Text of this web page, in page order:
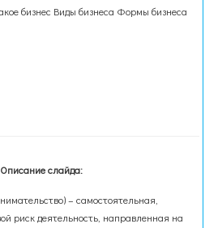
бизнес Виды бизнеса Формы бизнеса
Описание слайда:
– самостоятельная,
риск деятельность, направленная на